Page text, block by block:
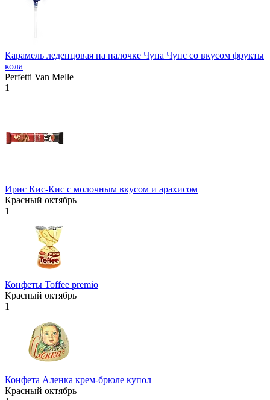
Карамель леденцовая на палочке Чупа Чупс со вкусом фрукты
кола
Perfetti Van Melle
1
Ирис Кис-Кис с молочным вкусом и арахисом
Красный октябрь
1
Конфеты Toffee premio
Красный октябрь
1
Конфета Аленка крем-брюле купол
Красный октябрь